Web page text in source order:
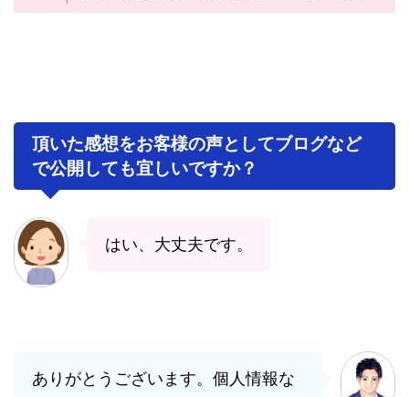
頂いた感想をお客様の声としてブログなど
で公開しても宜しいですか？
はい、大丈夫です。
ありがとうございます。個人情報な